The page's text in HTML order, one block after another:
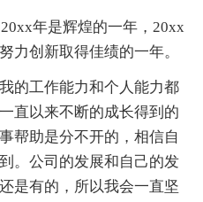
年是辉煌的一年，20xx
力创新取得佳绩的一年。
的工作能力和个人能力都
直以来不断的成长得到的
帮助是分不开的，相信自
。公司的发展和自己的发
是有的，所以我会一直坚